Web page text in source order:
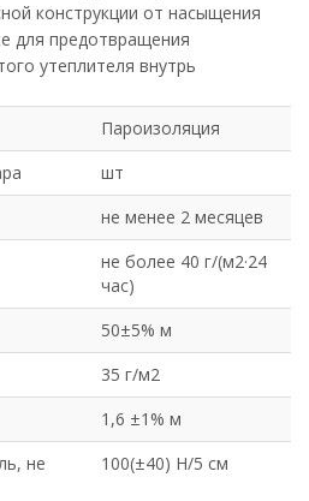
конструкции от насыщения
для предотвращения
утеплителя внутрь
Пароизоляция
шт
не менее 2 месяцев
не более 40 г/(м2·24
час)
50±5% м
35 г/м2
1,6 ±1% м
не
100(±40) Н/5 см